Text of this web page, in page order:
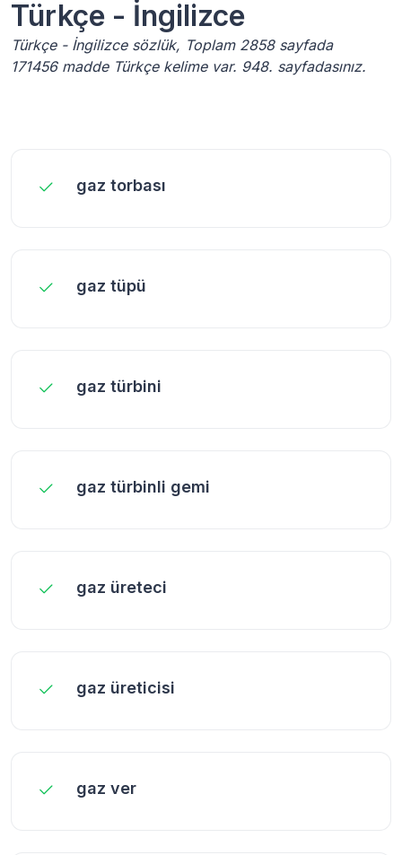
Türkçe - İngilizce
Türkçe - İngilizce sözlük, Toplam 2858 sayfada
171456 madde Türkçe kelime var. 948. sayfadasınız.
gaz torbası
gaz tüpü
gaz türbini
gaz türbinli gemi
gaz üreteci
gaz üreticisi
gaz ver